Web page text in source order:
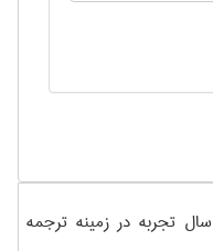
سال تجربه در زمینه ترجمه